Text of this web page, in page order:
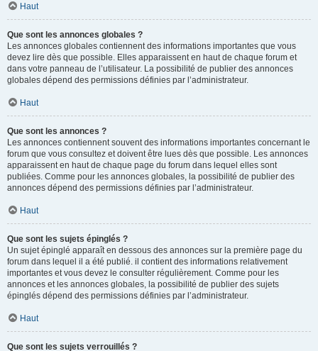
Haut
Que sont les annonces globales ?
Les annonces globales contiennent des informations importantes que vous
devez lire dès que possible. Elles apparaissent en haut de chaque forum et
dans votre panneau de l’utilisateur. La possibilité de publier des annonces
globales dépend des permissions définies par l’administrateur.
Haut
Que sont les annonces ?
Les annonces contiennent souvent des informations importantes concernant le
forum que vous consultez et doivent être lues dès que possible. Les annonces
apparaissent en haut de chaque page du forum dans lequel elles sont
publiées. Comme pour les annonces globales, la possibilité de publier des
annonces dépend des permissions définies par l’administrateur.
Haut
Que sont les sujets épinglés ?
Un sujet épinglé apparaît en dessous des annonces sur la première page du
forum dans lequel il a été publié. il contient des informations relativement
importantes et vous devez le consulter régulièrement. Comme pour les
annonces et les annonces globales, la possibilité de publier des sujets
épinglés dépend des permissions définies par l’administrateur.
Haut
Que sont les sujets verrouillés ?